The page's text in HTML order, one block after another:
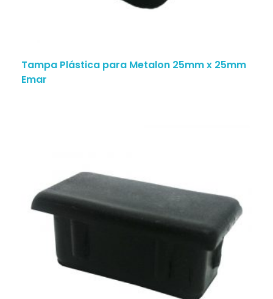
Tampa Plástica para Metalon 25mm x 25mm
Emar